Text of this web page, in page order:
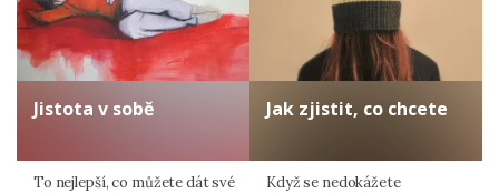
Jistota v sobě
To nejlepší, co můžete dát své
Jak zjistit, co chcete
Když se nedokážete